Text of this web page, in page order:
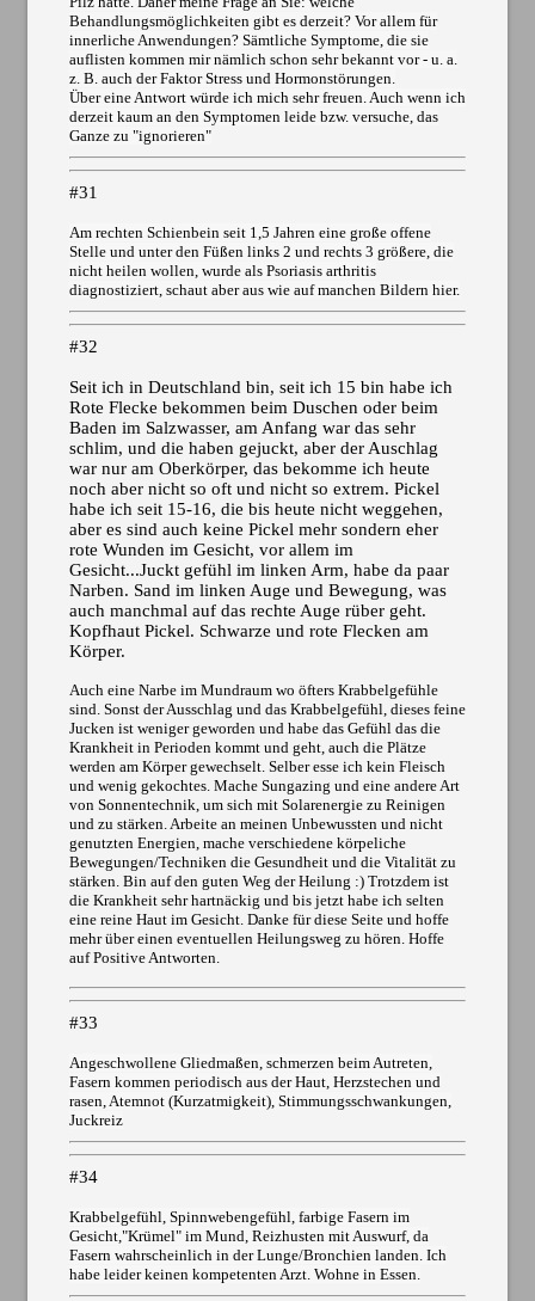
Behandlungsmöglichkeiten gibt es derzeit? Vor allem für
innerliche Anwendungen? Sämtliche Symptome, die sie
auflisten kommen mir nämlich schon sehr bekannt vor - u. a.
z. B. auch der Faktor Stress und Hormonstörungen.
Über eine Antwort würde ich mich sehr freuen. Auch wenn ich
derzeit kaum an den Symptomen leide bzw. versuche, das
Ganze zu "ignorieren"
#31
Am rechten Schienbein seit 1,5 Jahren eine große offene
Stelle und unter den Füßen links 2 und rechts 3 größere, die
nicht heilen wollen, wurde als Psoriasis arthritis
diagnostiziert, schaut aber aus wie auf manchen Bildern hier.
#32
Seit ich in Deutschland bin, seit ich 15 bin habe ich
Rote Flecke bekommen beim Duschen oder beim
Baden im Salzwasser, am Anfang war das sehr
schlim, und die haben gejuckt, aber der Auschlag
war nur am Oberkörper, das bekomme ich heute
noch aber nicht so oft und nicht so extrem. Pickel
habe ich seit 15-16, die bis heute nicht weggehen,
aber es sind auch keine Pickel mehr sondern eher
rote Wunden im Gesicht, vor allem im
Gesicht...Juckt gefühl im linken Arm, habe da paar
Narben. Sand im linken Auge und Bewegung, was
auch manchmal auf das rechte Auge rüber geht.
Kopfhaut Pickel. Schwarze und rote Flecken am
Körper.
Auch eine Narbe im Mundraum wo öfters Krabbelgefühle
sind. Sonst der Ausschlag und das Krabbelgefühl, dieses feine
Jucken ist weniger geworden und habe das Gefühl das die
Krankheit in Perioden kommt und geht, auch die Plätze
werden am Körper gewechselt. Selber esse ich kein Fleisch
und wenig gekochtes. Mache Sungazing und eine andere Art
von Sonnentechnik, um sich mit Solarenergie zu Reinigen
und zu stärken. Arbeite an meinen Unbewussten und nicht
genutzten Energien, mache verschiedene körpeliche
Bewegungen/Techniken die Gesundheit und die Vitalität zu
stärken. Bin auf den guten Weg der Heilung :) Trotzdem ist
die Krankheit sehr hartnäckig und bis jetzt habe ich selten
eine reine Haut im Gesicht. Danke für diese Seite und hoffe
mehr über einen eventuellen Heilungsweg zu hören. Hoffe
auf Positive Antworten.
#33
Angeschwollene Gliedmaßen, schmerzen beim Autreten,
Fasern kommen periodisch aus der Haut, Herzstechen und
rasen, Atemnot (Kurzatmigkeit), Stimmungsschwankungen,
Juckreiz
#34
Krabbelgefühl, Spinnwebengefühl, farbige Fasern im
Gesicht,"Krümel" im Mund, Reizhusten mit Auswurf, da
Fasern wahrscheinlich in der Lunge/Bronchien landen. Ich
habe leider keinen kompetenten Arzt. Wohne in Essen.